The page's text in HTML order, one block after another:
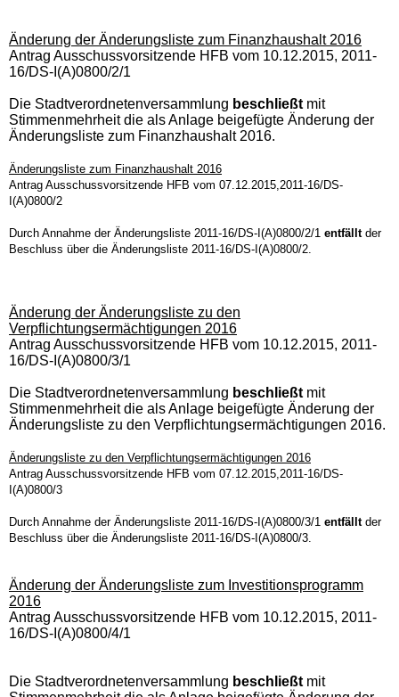
Änderung der Änderungsliste zum Finanzhaushalt 2016
Antrag Ausschussvorsitzende HFB vom 10.12.2015, 2011-
16/DS-I(A)0800/2/1
Die Stadtverordnetenversammlung beschließt mit
Stimmenmehrheit die als Anlage beigefügte Änderung der
Änderungsliste zum Finanzhaushalt 2016.
Änderungsliste zum Finanzhaushalt 2016
Antrag Ausschussvorsitzende HFB vom 07.12.2015,2011-16/DS-
I(A)0800/2
Durch Annahme der Änderungsliste 2011-16/DS-I(A)0800/2/1 entfälltder
Beschluss über die Änderungsliste 2011-16/DS-I(A)0800/2.
Änderung der Änderungsliste zu den
Verpflichtungsermächtigungen 2016
Antrag Ausschussvorsitzende HFB vom 10.12.2015, 2011-
16/DS-I(A)0800/3/1
Die Stadtverordnetenversammlung beschließt mit
Stimmenmehrheit die als Anlage beigefügte Änderung der
Änderungsliste zu den Verpflichtungsermächtigungen 2016.
Änderungsliste zu den Verpflichtungsermächtigungen 2016
Antrag Ausschussvorsitzende HFB vom 07.12.2015,2011-16/DS-
I(A)0800/3
Durch Annahme der Änderungsliste 2011-16/DS-I(A)0800/3/1 entfälltder
Beschluss über die Änderungsliste 2011-16/DS-I(A)0800/3.
Änderung der Änderungsliste zum Investitionsprogramm
2016
Antrag Ausschussvorsitzende HFB vom 10.12.2015, 2011-
16/DS-I(A)0800/4/1
Die Stadtverordnetenversammlung beschließt mit